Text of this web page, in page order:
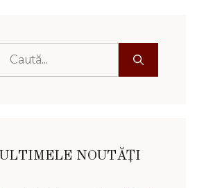
Caută
ULTIMELE NOUTĂȚI